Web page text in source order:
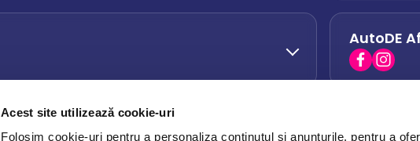
Acest site utilizează cookie-uri
Folosim cookie-uri pentru a personaliza conținutul și anunțurile, pentru a
0742
AutoDE